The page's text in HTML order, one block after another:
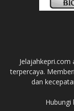
terpercaya.
dan
Hubungi